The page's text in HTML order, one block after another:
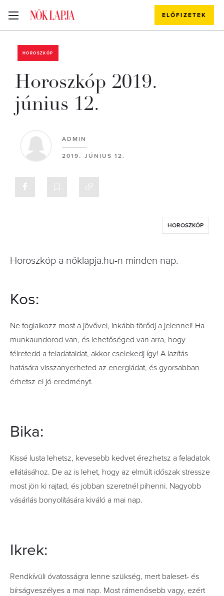
ELŐFIZETEK
HOROSZKÓP
Horoszkóp 2019.
június 12.
ADMIN
2019. JÚNIUS 12.
HOROSZKÓP
Horoszkóp a nőklapja.hu-n minden nap.
Kos:
Ne foglalkozz most a jövővel, inkább törődj a jelennel! Ha
munkaundorod van, és lehetőséged van arra, hogy
félretedd a feladataidat, akkor cselekedj így! A lazítás
hatására visszanyerheted az energiádat, és gyorsabban
érhetsz el jó eredményt.
Bika:
Kissé lusta lehetsz, kevesebb kedvet érezhetsz a feladatok
ellátásához. De az is lehet, hogy az elmúlt időszak stressze
most jön ki rajtad, és jobban szeretnél pihenni. Nagyobb
vásárlás bonyolítására kiváló a mai nap.
Ikrek:
Rendkívüli óvatosságra lenne szükség, mert baleset- és
bírságveszélyes a mai nap. Most rámenősebb vagy, ezért